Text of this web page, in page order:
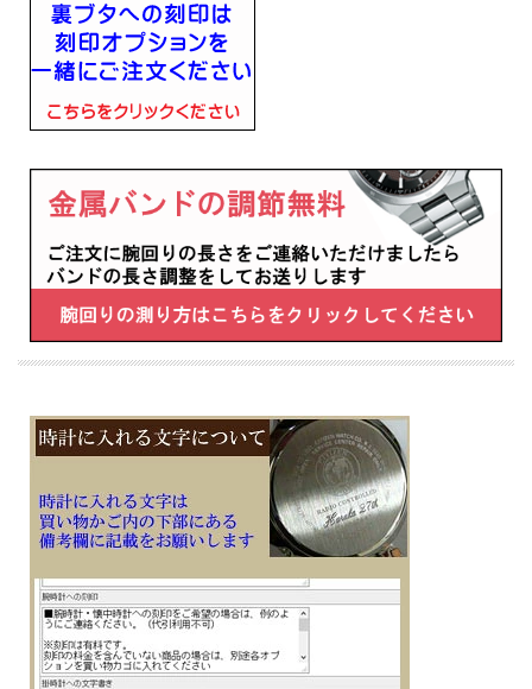
■キャリバーNo：6N53
■腕回りの長さ（最長）200mm
・スクリューバック
・和英切替機能
■メーカーの正規国内保証書付き（3年間保証）
※在庫ありの時１０日間前後（土日祝日は除く）で発送予定（在庫切れの場合もあ
ります）